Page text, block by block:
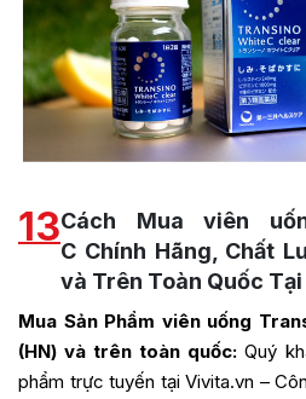
13Cách Mua viên
C Chính Hãng, Chất
và Trên Toàn Quốc
Mua Sản Phẩm viên uống
(HN) và trên toàn quốc: Quý
phẩm trực tuyến tại Vivita.vn –